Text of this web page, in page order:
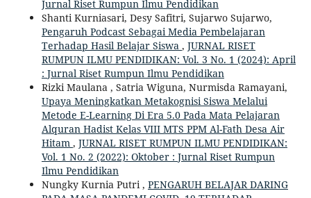
Jurnal Riset Rumpun Ilmu Pendidikan
Shanti Kurniasari, Desy Safitri, Sujarwo Sujarwo,
Pengaruh Podcast Sebagai Media Pembelajaran
Terhadap Hasil Belajar Siswa , JURNAL RISET
RUMPUN ILMU PENDIDIKAN: Vol. 3 No. 1 (2024): April
: Jurnal Riset Rumpun Ilmu Pendidikan
Rizki Maulana , Satria Wiguna, Nurmisda Ramayani,
Upaya Meningkatkan Metakognisi Siswa Melalui
Metode E-Learning Di Era 5.0 Pada Mata Pelajaran
Alquran Hadist Kelas VIII MTS PPM Al-Fath Desa Air
Hitam , JURNAL RISET RUMPUN ILMU PENDIDIKAN:
Vol. 1 No. 2 (2022): Oktober : Jurnal Riset Rumpun
Ilmu Pendidikan
Nungky Kurnia Putri , PENGARUH BELAJAR DARING